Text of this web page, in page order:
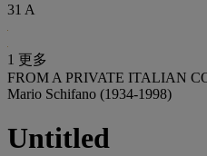
31 A
1 更多
FROM A PRIVATE ITALIAN
Mario Schifano (1934-1998)
Untitled